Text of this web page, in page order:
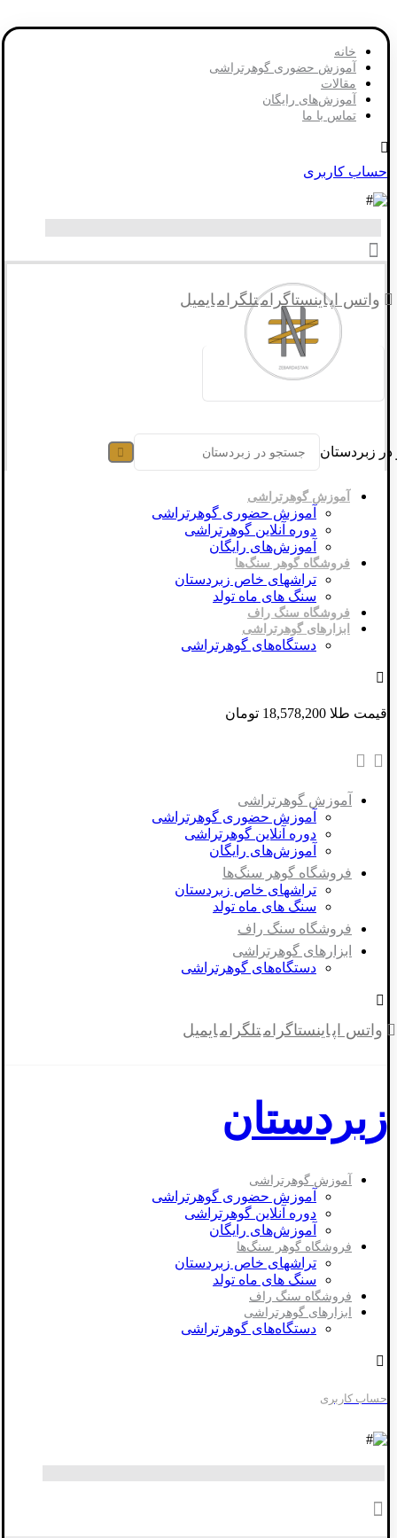
خانه
آموزش حضوری گوهرتراشی
مقالات
آموزش‌های رایگان
تماس با ما
حساب کاربری
واتس اپاینستاگرامتلگرامایمیل
زبردستان
آموزش گوهرتراشی
آموزش حضوری گوهرتراشی
دوره آنلاین گوهرتراشی
آموزش‌های رایگان
فروشگاه گوهر سنگ‌ها
تراشهای خاص زبردستان
سنگ های ماه تولد
فروشگاه سنگ راف
ابزارهای گوهرتراشی
دستگاه‌های گوهرتراشی
قیمت طلا 18,578,200 تومان
آموزش گوهرتراشی
آموزش حضوری گوهرتراشی
دوره آنلاین گوهرتراشی
آموزش‌های رایگان
فروشگاه گوهر سنگ‌ها
تراشهای خاص زبردستان
سنگ های ماه تولد
فروشگاه سنگ راف
ابزارهای گوهرتراشی
دستگاه‌های گوهرتراشی
واتس اپاینستاگرامتلگرامایمیل
زبردستان
آموزش گوهرتراشی
آموزش حضوری گوهرتراشی
دوره آنلاین گوهرتراشی
آموزش‌های رایگان
فروشگاه گوهر سنگ‌ها
تراشهای خاص زبردستان
سنگ های ماه تولد
فروشگاه سنگ راف
ابزارهای گوهرتراشی
دستگاه‌های گوهرتراشی
حساب کاربری